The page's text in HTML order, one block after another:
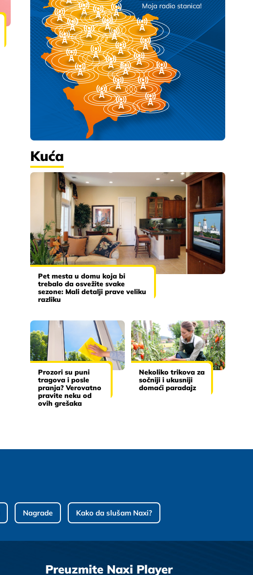
Kuća
Pet mesta u domu koja bi
trebalo da osvežite svake
sezone: Mali detalji prave veliku
razliku
Prozori su puni
tragova i posle
pranja? Verovatno
pravite neku od
ovih grešaka
Nekoliko trikova za
sočniji i ukusniji
domaći paradajz
Nagrade Kako da slušam Naxi?
Preuzmite Naxi Player